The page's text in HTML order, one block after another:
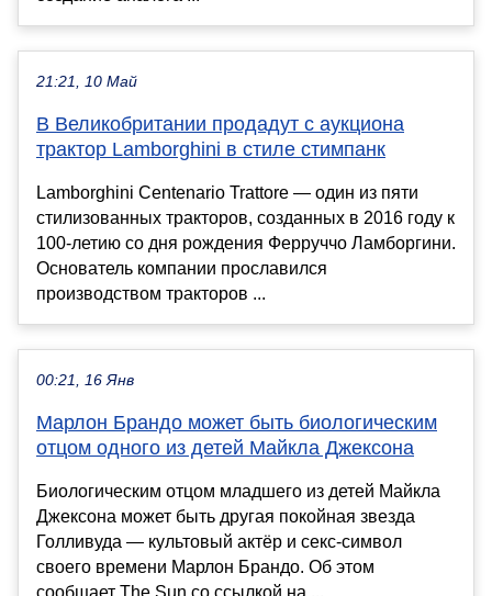
21:21, 10 Май
В Великобритании продадут с аукциона
трактор Lamborghini в стиле стимпанк
Lamborghini Centenario Trattore — один из пяти
стилизованных тракторов, созданных в 2016 году к
100-летию со дня рождения Ферруччо Ламборгини.
Основатель компании прославился
производством тракторов ...
00:21, 16 Янв
Марлон Брандо может быть биологическим
отцом одного из детей Майкла Джексона
Биологическим отцом младшего из детей Майкла
Джексона может быть другая покойная звезда
Голливуда — культовый актёр и секс-символ
своего времени Марлон Брандо. Об этом
сообщает The Sun со ссылкой на ...